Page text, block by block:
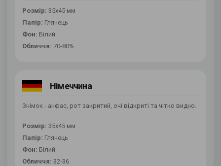
Розмір: 35х45 мм
Папір: Глянець
Фон: Білий
Обличчя: 70-80%
Німеччина
Знімок - анфас, рот закритий, очі відкриті та чітко видно.
Розмір: 35х45 мм
Папір: Глянець
Фон: Білий
Обличчя: 32-36